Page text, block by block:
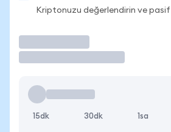
Kriptonuzu değerlendirin ve pasif
15dk 30dk 1sa